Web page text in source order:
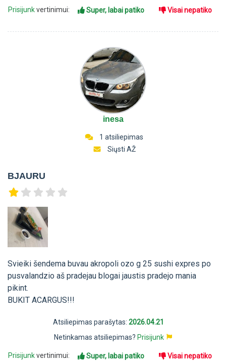
Prisijunkvertinimui: Super, labai patiko Visai nepatiko
inesa
1 atsiliepimas
Siųsti AŽ
BJAURU
Svieiki šendema buvau akropoli ozo g 25 sushi expres po
pusvalandzio aš pradejau blogai jaustis pradejo mania
pikint.
BUKIT ACARGUS!!!
Atsiliepimas parašytas: 2026.04.21
Netinkamas atsiliepimas? Prisijunk
Prisijunkvertinimui: Super, labai patiko Visai nepatiko